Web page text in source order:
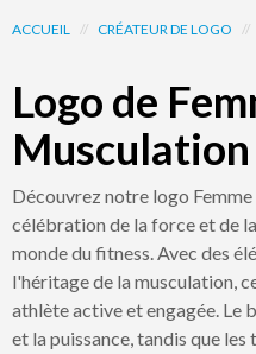
ACCUEIL // CRÉATEUR DE LOGO //
Logo de
Musculation
Découvrez notre logo
célébration de la force et de
monde du fitness. Avec des
l'héritage de la musculation,
athlète active et engagée.
et la puissance, tandis que les